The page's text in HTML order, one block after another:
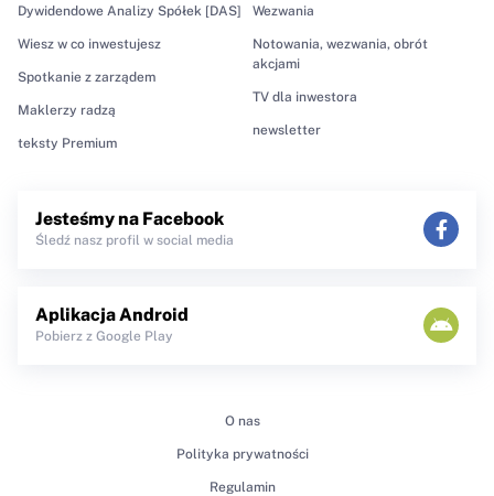
Dywidendowe Analizy Spółek [DAS]
Wiesz w co inwestujesz
Spotkanie z zarządem
Maklerzy radzą
teksty Premium
Wezwania
Notowania, wezwania, obrót
akcjami
TV dla inwestora
newsletter
Jesteśmy na Facebook
Śledź nasz profil w social media
Aplikacja Android
Pobierz z Google Play
O nas
Polityka prywatności
Regulamin